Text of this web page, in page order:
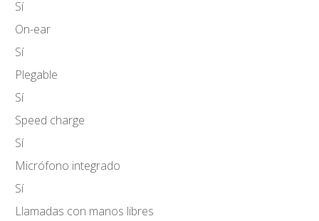
Sí
On-ear
Sí
Plegable
Sí
Speed charge
Sí
Micrófono integrado
Sí
Llamadas con manos libres